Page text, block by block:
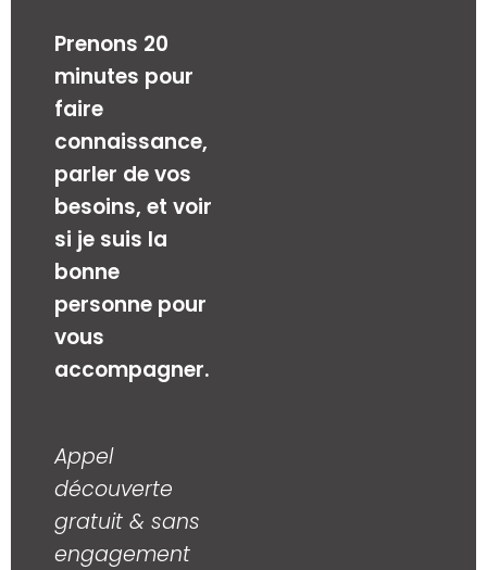
Prenons 20
minutes pour
faire
connaissance,
parler de vos
besoins, et voir
si je suis la
bonne
personne pour
vous
accompagner.
Appel
découverte
gratuit & sans
engagement